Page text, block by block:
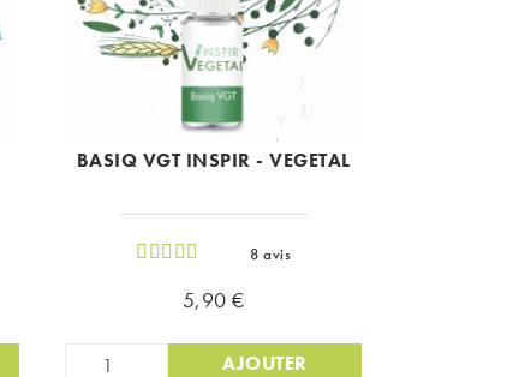
BASIQ VGT INSPIR - VEGETAL
8 avis
Prix
5,90 €
AJOUTER